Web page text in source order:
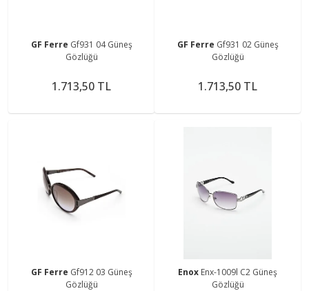
GF Ferre Gf931 04 Güneş
Gözlüğü
1.713,50 TL
GF Ferre Gf931 02 Güneş
Gözlüğü
1.713,50 TL
GF Ferre Gf912 03 Güneş
Gözlüğü
Enox Enx-1009l C2 Güneş
Gözlüğü